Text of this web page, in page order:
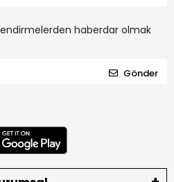
haberdar olmak
Gönder